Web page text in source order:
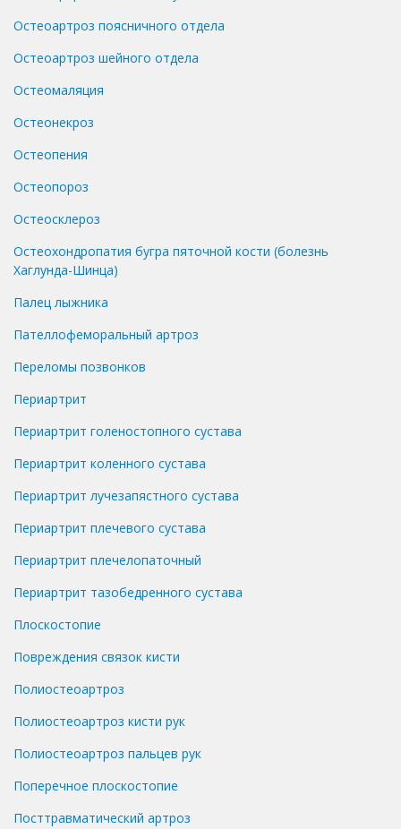
Остеоартроз поясничного отдела
Остеоартроз шейного отдела
Остеомаляция
Остеонекроз
Остеопения
Остеопороз
Остеосклероз
Остеохондропатия бугра пяточной кости (болезнь
Хаглунда-Шинца)
Палец лыжника
Пателлофеморальный артроз
Переломы позвонков
Периартрит
Периартрит голеностопного сустава
Периартрит коленного сустава
Периартрит лучезапястного сустава
Периартрит плечевого сустава
Периартрит плечелопаточный
Периартрит тазобедренного сустава
Плоскостопие
Повреждения связок кисти
Полиостеоартроз
Полиостеоартроз кисти рук
Полиостеоартроз пальцев рук
Поперечное плоскостопие
Посттравматический артроз